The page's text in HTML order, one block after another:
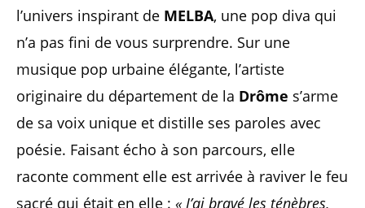
l’univers inspirant de MELBA, une pop diva qui
n’a pas fini de vous surprendre. Sur une
musique pop urbaine élégante, l’artiste
originaire du département de la Drôme s’arme
de sa voix unique et distille ses paroles avec
poésie. Faisant écho à son parcours, elle
raconte comment elle est arrivée à raviver le feu
sacré qui était en elle : « J’ai bravé les ténèbres,